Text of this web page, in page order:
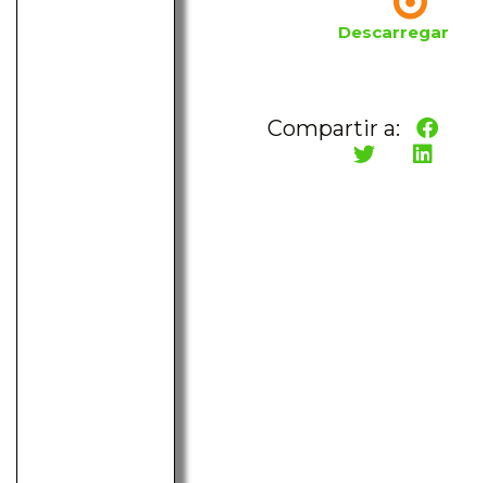
Descarregar
Compartir a: